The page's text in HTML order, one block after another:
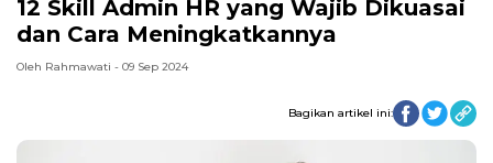
12 Skill Admin HR yang Wajib Dikuasai
dan Cara Meningkatkannya
Oleh Rahmawati - 09 Sep 2024
Bagikan artikel ini: